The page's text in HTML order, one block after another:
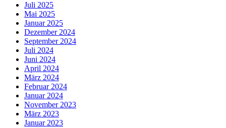
Juli 2025
Mai 2025
Januar 2025
Dezember 2024
September 2024
Juli 2024
Juni 2024
April 2024
März 2024
Februar 2024
Januar 2024
November 2023
März 2023
Januar 2023